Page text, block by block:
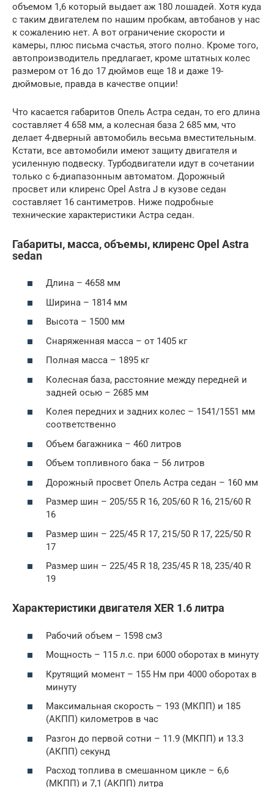
объемом 1,6 который выдает аж 180 лошадей. Хотя куда
с таким двигателем по нашим пробкам, автобанов у нас
к сожалению нет. А вот ограничение скорости и
камеры, плюс письма счастья, этого полно. Кроме того,
автопроизводитель предлагает, кроме штатных колес
размером от 16 до 17 дюймов еще 18 и даже 19-
дюймовые, правда в качестве опции!
Что касается габаритов Опель Астра седан, то его длина
составляет 4 658 мм, а колесная база 2 685 мм, что
делает 4-дверный автомобиль весьма вместительным.
Кстати, все автомобили имеют защиту двигателя и
усиленную подвеску. Турбодвигатели идут в сочетании
только с 6-диапазонным автоматом. Дорожный
просвет или клиренс Opel Astra J в кузове седан
составляет 16 сантиметров. Ниже подробные
технические характеристики Астра седан.
Габариты, масса, объемы, клиренс Opel Astra
sedan
Длина – 4658 мм
Ширина – 1814 мм
Высота – 1500 мм
Снаряженная масса – от 1405 кг
Полная масса – 1895 кг
Колесная база, расстояние между передней и
задней осью – 2685 мм
Колея передних и задних колес – 1541/1551 мм
соответственно
Объем багажника – 460 литров
Объем топливного бака – 56 литров
Дорожный просвет Опель Астра седан – 160 мм
Размер шин – 205/55 R 16, 205/60 R 16, 215/60 R
16
Размер шин – 225/45 R 17, 215/50 R 17, 225/50 R
17
Размер шин – 225/45 R 18, 235/45 R 18, 235/40 R
19
Характеристики двигателя XER 1.6 литра
Рабочий объем – 1598 см3
Мощность – 115 л.с. при 6000 оборотах в минуту
Крутящий момент – 155 Нм при 4000 оборотах в
минуту
Максимальная скорость – 193 (МКПП) и 185
(АКПП) километров в час
Разгон до первой сотни – 11.9 (МКПП) и 13.3
(АКПП) секунд
Расход топлива в смешанном цикле – 6,6
(МКПП) и 7,1 (АКПП) литра